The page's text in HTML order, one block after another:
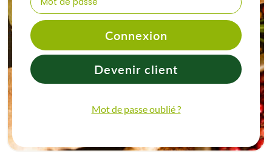
Connexion
Devenir client
Mot de passe oublié ?